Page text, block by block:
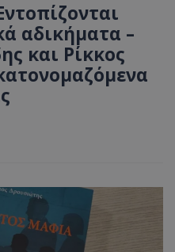
αδικήματα –
και Ρίκκος